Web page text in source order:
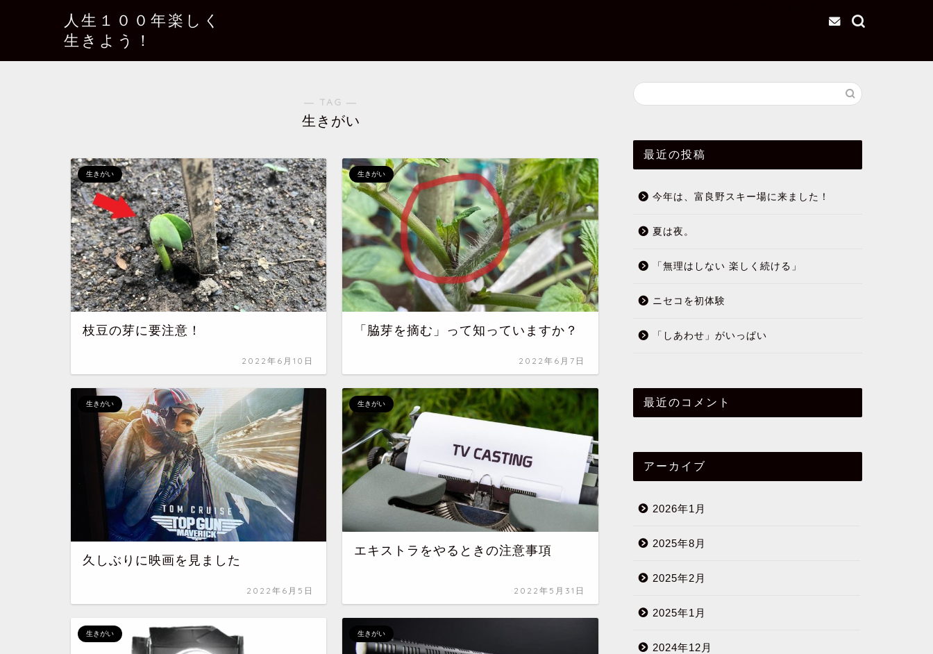
人生１００年楽しく
生きよう！
― TAG ―
生きがい
生きがい
枝豆の芽に要注意！
2022年6月10日
生きがい
「脇芽を摘む」って知っていますか？
2022年6月7日
生きがい
久しぶりに映画を見ました
2022年6月5日
生きがい
エキストラをやるときの注意事項
2022年5月31日
生きがい 生きがい
最近の投稿
今年は、富良野スキー場に来ました！
夏は夜。
「無理はしない 楽しく続ける」
ニセコを初体験
「しあわせ」がいっぱい
最近のコメント
アーカイブ
2026年1月
2025年8月
2025年2月
2025年1月
2024年12月